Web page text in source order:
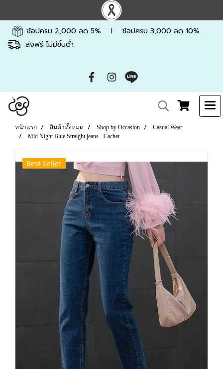
ช้อปครบ 2,000 ลด 5% l ช้อปครบ 3,000 ลด 10%
ส่งฟรี ไม่มีขั้นต่ำ
หน้าแรก สินค้าทั้งหมด Shop by Occasion
Casual Wear
Mid Night Blue Straight jeans - Cachet
Best Seller